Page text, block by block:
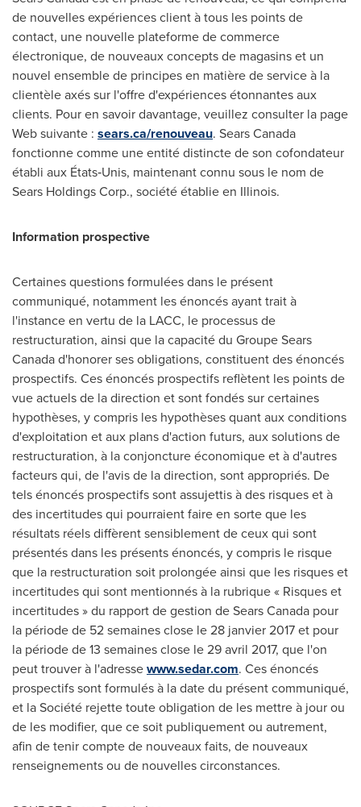
de nouvelles expériences client à tous les points de
contact, une nouvelle plateforme de commerce
électronique, de nouveaux concepts de magasins et un
nouvel ensemble de principes en matière de service à la
clientèle axés sur l'offre d'expériences étonnantes aux
clients. Pour en savoir davantage, veuillez consulter la page
Web suivante : sears.ca/renouveau. Sears Canada
fonctionne comme une entité distincte de son cofondateur
établi aux États‑Unis, maintenant connu sous le nom de
Sears Holdings Corp., société établie en Illinois.
Information prospective
Certaines questions formulées dans le présent
communiqué, notamment les énoncés ayant trait à
l'instance en vertu de la LACC, le processus de
restructuration, ainsi que la capacité du Groupe Sears
Canada d'honorer ses obligations, constituent des énoncés
prospectifs. Ces énoncés prospectifs reflètent les points de
vue actuels de la direction et sont fondés sur certaines
hypothèses, y compris les hypothèses quant aux conditions
d'exploitation et aux plans d'action futurs, aux solutions de
restructuration, à la conjoncture économique et à d'autres
facteurs qui, de l'avis de la direction, sont appropriés. De
tels énoncés prospectifs sont assujettis à des risques et à
des incertitudes qui pourraient faire en sorte que les
résultats réels diffèrent sensiblement de ceux qui sont
présentés dans les présents énoncés, y compris le risque
que la restructuration soit prolongée ainsi que les risques et
incertitudes qui sont mentionnés à la rubrique « Risques et
incertitudes » du rapport de gestion de Sears Canada pour
la période de 52 semaines close le 28 janvier 2017 et pour
la période de 13 semaines close le 29 avril 2017, que l'on
peut trouver à l'adressewww.sedar.com. Ces énoncés
prospectifs sont formulés à la date du présent communiqué,
et la Société rejette toute obligation de les mettre à jour ou
de les modifier, que ce soit publiquement ou autrement,
afin de tenir compte de nouveaux faits, de nouveaux
renseignements ou de nouvelles circonstances.